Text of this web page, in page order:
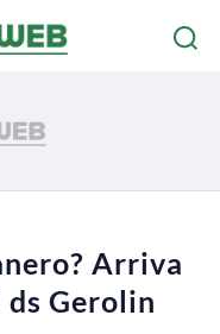
Arriva
ds Gerolin